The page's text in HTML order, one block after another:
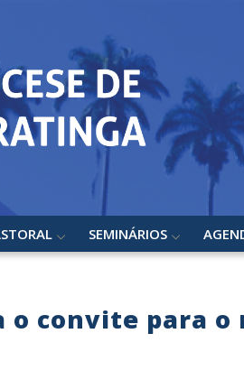
SEMINÁRIOS
o convite para o